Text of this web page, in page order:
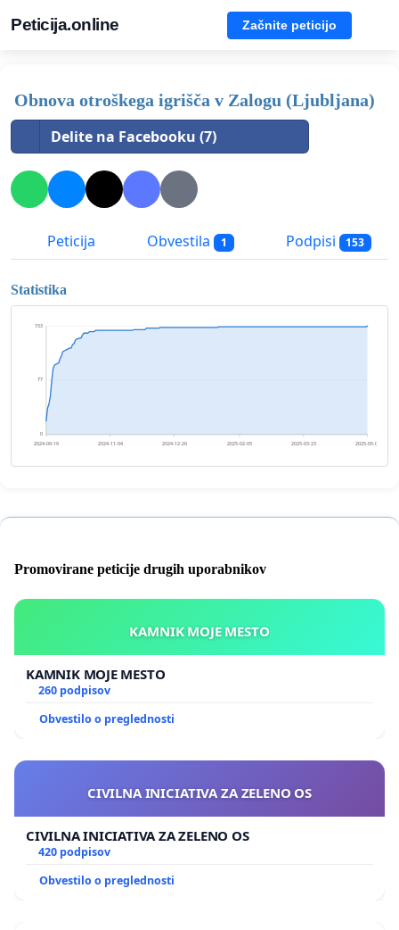
Peticija.online Začnite peticijo
Obnova otroškega igrišča v Zalogu (Ljubljana)
Delite na Facebooku (7)
Peticija Obvestila 1 Podpisi 153
Statistika
0
77
153
2024-09-19 2024-11-04 2024-12-20 2025-02-05 2025-03-23 2025-05-08
Promovirane peticije drugih uporabnikov
KAMNIK MOJE MESTO
KAMNIK MOJE MESTO
260 podpisov
Obvestilo o preglednosti
CIVILNA INICIATIVA ZA ZELENO OS
CIVILNA INICIATIVA ZA ZELENO OS
420 podpisov
Obvestilo o preglednosti